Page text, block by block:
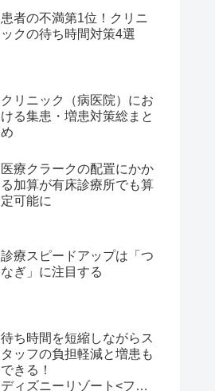
患者の不満第1位！クリニ
ックの待ち時間対策4選
クリニック（病医院）にお
ける集患・増患対策総まと
め
医療クラークの配置にかか
る加算が有床診療所でも算
定可能に
診療スピードアップは「つ
なぎ」に注目する
待ち時間を短縮しながらス
タッフの負担軽減と増患も
できる！
ディズニーリゾート<ファ